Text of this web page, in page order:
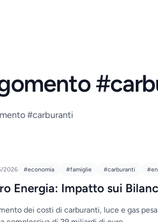
#carburanti
2026 #economia #famiglie #carburanti
Energia: Impatto sui
dei costi di carburanti, luce e gas